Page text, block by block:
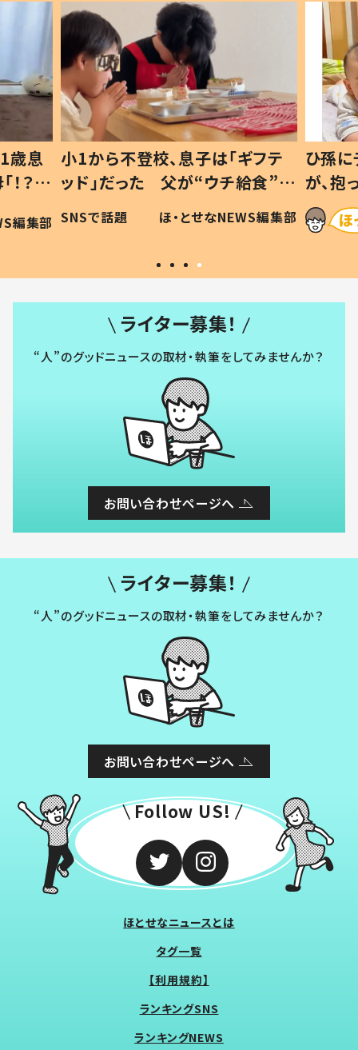
歳息
？」
編集部
小1から不登校、息子は「ギフテ
ッド」だった 父が“ウチ給食”を
作り続ける理由とは #令和の親
#令和の子
SNSで話題 ほ・とせなNEWS編集部
ひ孫
が、
「涙が
い」
ライター募集！
“人”のグッドニュースの取材・執筆をしてみませんか？
お問い合わせページへ
ライター募集！
“人”のグッドニュースの取材・執筆をしてみませんか？
お問い合わせページへ
Follow US!
ほとせなニュースとは
タグ一覧
【利用規約】
ランキングSNS
ランキングNEWS